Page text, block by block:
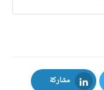
مشاركة